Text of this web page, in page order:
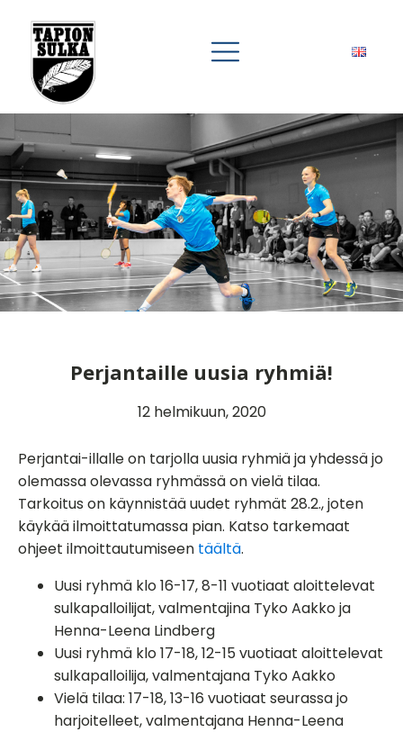
Perjantaille uusia ryhmiä!
12 helmikuun, 2020
Perjantai-illalle on tarjolla uusia ryhmiä ja yhdessä jo
olemassa olevassa ryhmässä on vielä tilaa.
Tarkoitus on käynnistää uudet ryhmät 28.2., joten
käykää ilmoittatumassa pian. Katso tarkemaat
ohjeet ilmoittautumiseen täältä.
Uusi ryhmä klo 16-17, 8-11 vuotiaat aloittelevat
sulkapalloilijat, valmentajina Tyko Aakko ja
Henna-Leena Lindberg
Uusi ryhmä klo 17-18, 12-15 vuotiaat aloittelevat
sulkapalloilija, valmentajana Tyko Aakko
Vielä tilaa: 17-18, 13-16 vuotiaat seurassa jo
harjoitelleet, valmentajana Henna-Leena